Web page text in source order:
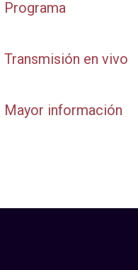
Programa
Transmisión en vivo
Mayor información